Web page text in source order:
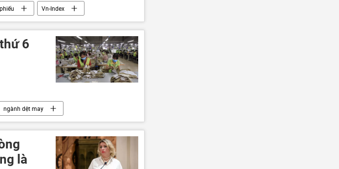
Vn-Index
6
ngành dệt may
Bangladesh
là